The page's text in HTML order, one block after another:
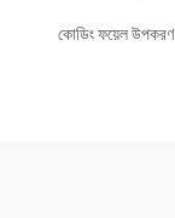
কোডিং ফয়েল উপকরণ